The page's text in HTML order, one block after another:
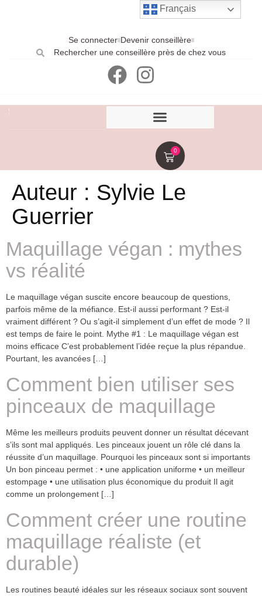
Se connecter Devenir conseillère
Rechercher une conseillère près de chez vous
0
Auteur : Sylvie Le
Guerrier
Maquillage végan : mythes
vs réalité
Le maquillage végan suscite encore beaucoup de questions,
parfois même de la méfiance. Est-il aussi performant ? Est-il
vraiment différent ? Ou s’agit-il simplement d’un effet de mode ? Il
est temps de faire le point. Mythe #1 : Le maquillage végan est
moins efficace C’est probablement l’idée reçue la plus répandue.
Pourtant, les avancées […]
Comment bien utiliser ses
pinceaux de maquillage
Même les meilleurs produits peuvent donner un résultat décevant
s’ils sont mal appliqués. Les pinceaux jouent un rôle clé dans la
réussite d’un maquillage. Pourquoi les pinceaux sont si importants
Un bon pinceau permet : • une application uniforme • un meilleur
estompage • une utilisation plus économique du produit Il agit
comme un prolongement […]
Comment créer une routine
maquillage réaliste (et
durable)
Les routines beauté idéales sur les réseaux sociaux sont souvent
Français